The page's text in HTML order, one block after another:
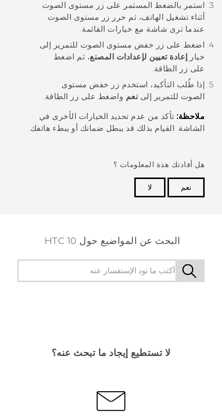
استمر بالضغط المستمر على زر مستوى الصوت
أثناء تشغيل الهاتف، ثم حرر زر مستوى الصوت
عندما ترى شاشة مع خيارات القائمة.
اضغط على زر خفض مستوى الصوت للتمرير إلى
خيار إعادة تعيين لإعدادات المصنع، ثم اضغط
على زر
الطاقة.
إذا طُلب التأكيد، استخدم زر خفض مستوى
الصوت للتمرير إلى نعم واضغط على زر الطاقة.
ملاحظة: تأكد من عدم تحديد الخيارات الأخرى في
الشاشة. القيام بذلك قد يبطل ضمانك أو يبطء هاتفك.
هل أفادتك هذة المعلومات ؟
نعم
لا
البحث عن المواضيع حول HTC 10
لا تستطيع إيجاد ما تبحث عنه؟